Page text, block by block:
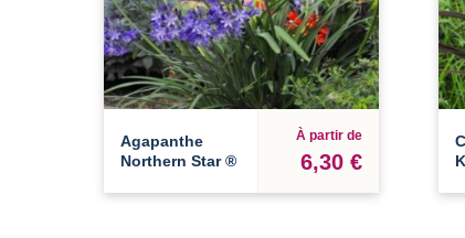
Agapanthe
Northern Star ®
À partir de
6,30 €